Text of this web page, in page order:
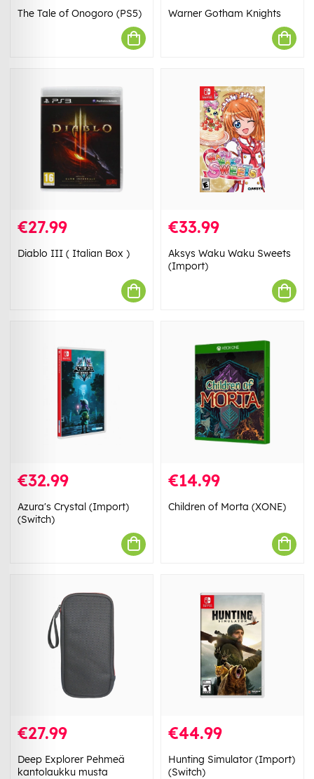
The Tale of Onogoro (PS5) Warner Gotham Knights
€27.99
Diablo III ( Italian Box )
€33.99
Aksys Waku Waku Sweets
(Import)
€32.99
Azura's Crystal (Import)
(Switch)
€14.99
Children of Morta (XONE)
€27.99
Deep Explorer Pehmeä
kantolaukku musta
€44.99
Hunting Simulator (Import)
(Switch)